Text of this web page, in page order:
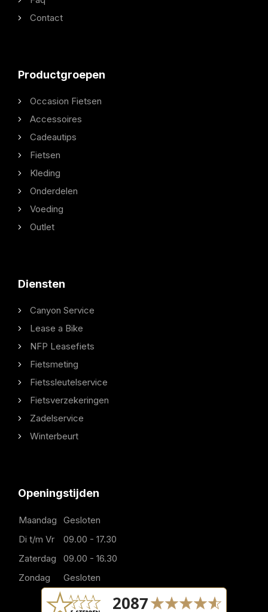
Contact
Productgroepen
Occasion Fietsen
Accessoires
Cadeautips
Fietsen
Kleding
Onderdelen
Voeding
Outlet
Diensten
Canyon Service
Lease a Bike
NFP Leasefiets
Fietsmeting
Fietssleutelservice
Fietsverzekeringen
Zadelservice
Winterbeurt
Openingstijden
Maandag
Gesloten
Di t/m Vr
09.00 - 17.30
Zaterdag
09.00 - 16.30
Zondag
Gesloten